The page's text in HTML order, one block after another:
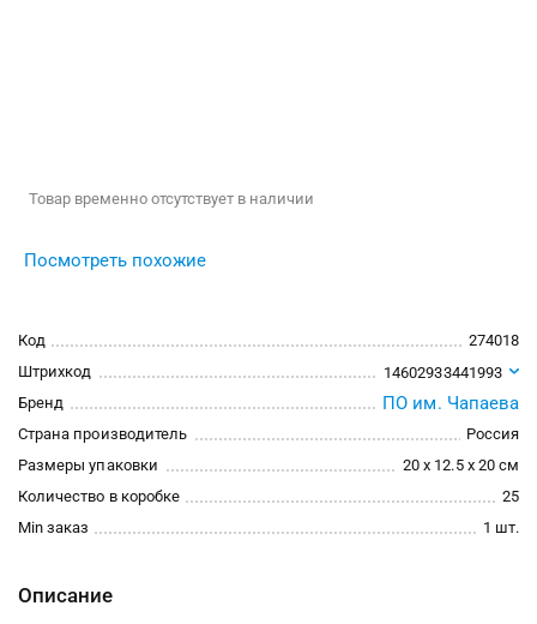
Товар временно отсутствует в наличии
Посмотреть похожие
Код
274018
Штрихкод
14602933441993
Бренд
ПО им. Чапаева
Страна производитель
Россия
Размеры упаковки
20 x 12.5 x 20 см
Количество в коробке
25
Min заказ
1 шт.
Описание